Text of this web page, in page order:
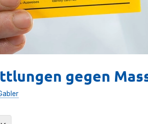
gegen